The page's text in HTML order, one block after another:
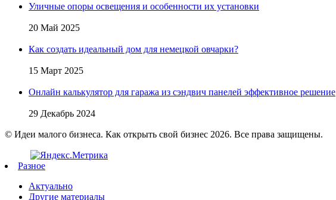
Уличные опоры освещения и особенности их установки
20 Май 2025
Как создать идеальный дом для немецкой овчарки?
15 Март 2025
Онлайн калькулятор для гаража из сэндвич панелей эффективное решение
29 Декабрь 2024
© Идеи малого бизнеса. Как открыть свой бизнес 2026. Все права защищены.
Разное
Актуально
Другие материалы